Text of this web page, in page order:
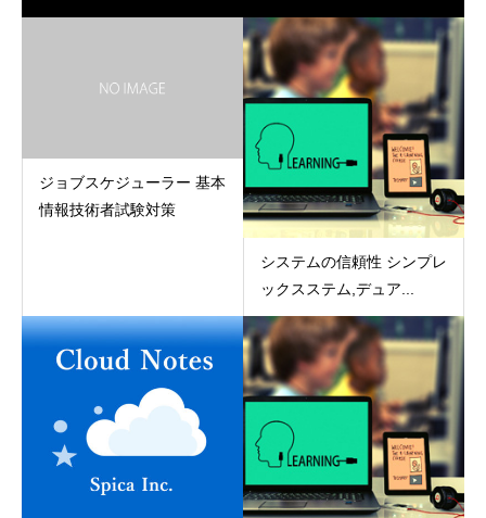
ジョブスケジューラー 基本
情報技術者試験対策
システムの信頼性 シンプレ
ックスステム,デュア...